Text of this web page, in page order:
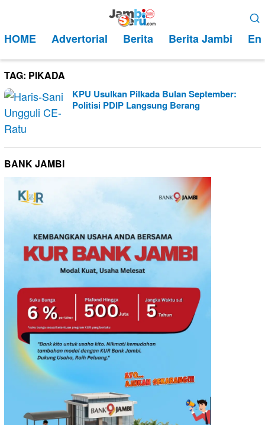
kontenMobile
HOME Advertorial Berita Berita Jambi
TAG: PIKADA
KPU Usulkan Pilkada Bulan September:
Politisi PDIP Langsung Berang
BANK JAMBI